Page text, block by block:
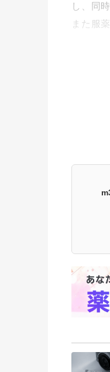
し、同
また服